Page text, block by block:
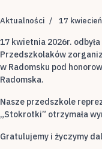
Aktualności 17
17 kwietnia 2026r.
Przedszkolaków
w Radomsku pod
Radomska.
Nasze przedszkole
„Stokrotki” otrzymała
Gratulujemy i życzymy